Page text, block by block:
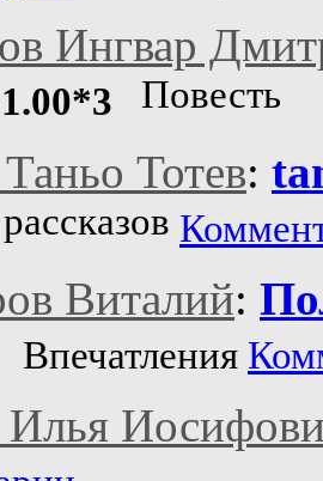
Ингвар
1.00*3
Повесть
Тотев:
Виталий:
Илья